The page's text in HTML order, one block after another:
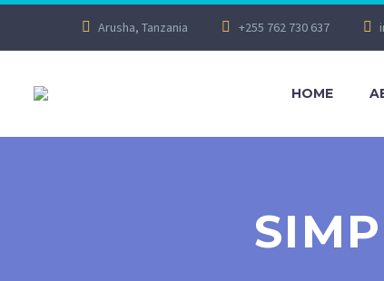
Arusha, Tanzania +255 762 730 637
HOME